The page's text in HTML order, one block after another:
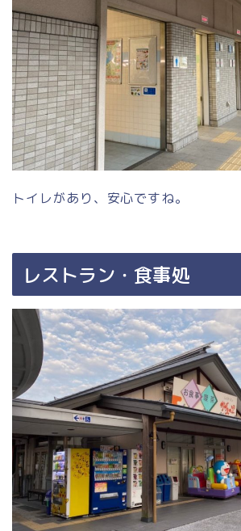
トイレがあり、安心ですね。
レストラン・食事処